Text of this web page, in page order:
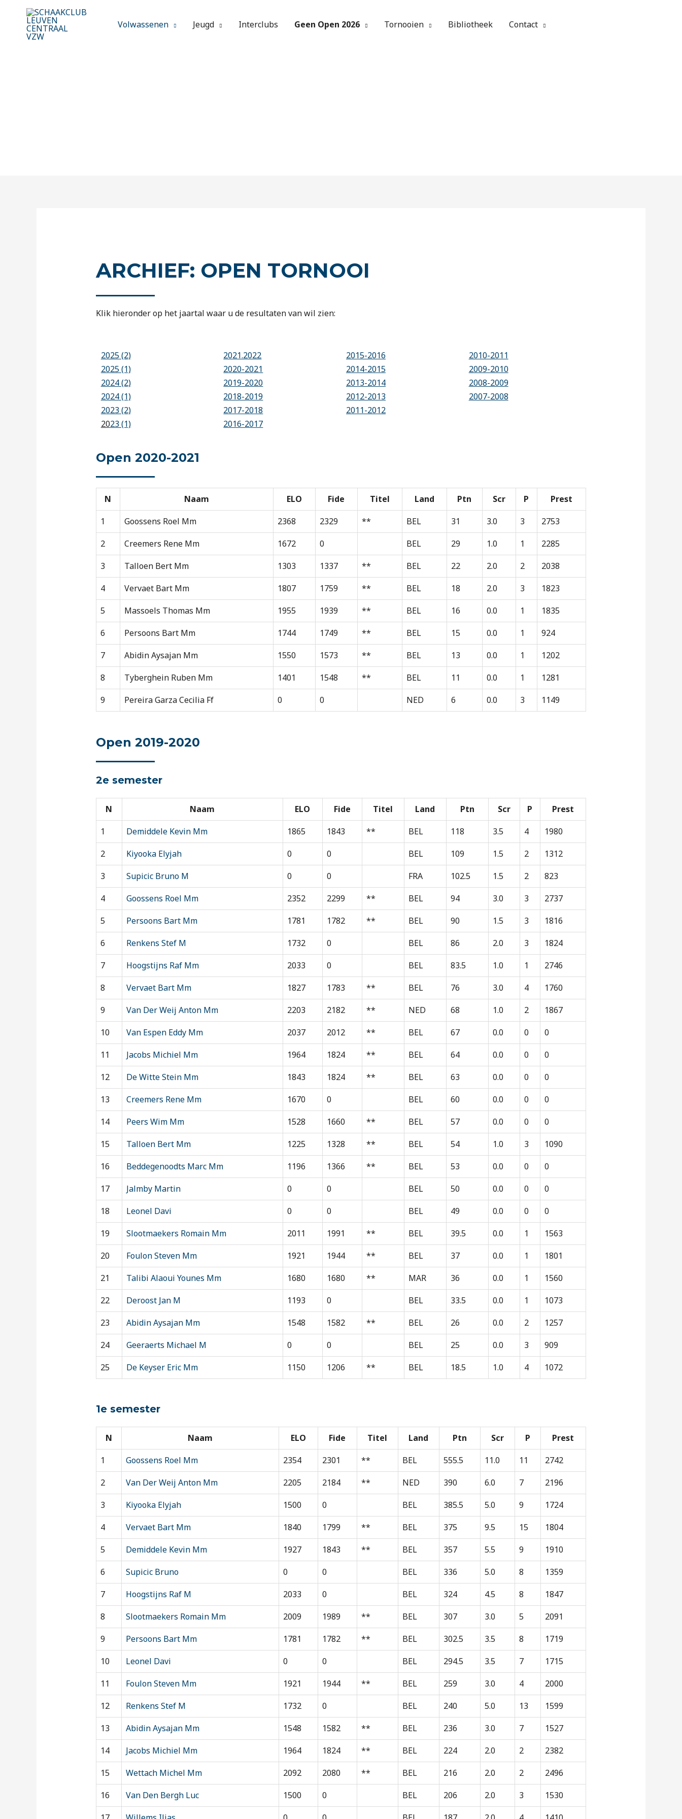
Volwassenen Jeugd Interclubs Geen Open 2026 Tornooien Bibliotheek Contact
ARCHIEF: OPEN TORNOOI
Klik hieronder op het jaartal waar u de resultaten van wil zien:
2025 (2)
2025 (1)
2024 (2)
2024 (1)
2023 (2)
2023 (1)
2021.2022
2020-2021
2019-2020
2018-2019
2017-2018
2016-2017
2015-2016
2014-2015
2013-2014
2012-2013
2011-2012
2010-2011
2009-2010
2008-2009
2007-2008
Open 2020-2021
N Naam ELO Fide Titel Land Ptn Scr P
Prest
1
Goossens Roel Mm 2368 2329 ** BEL 31 3.0 3
2753
2
Creemers Rene Mm 1672 0 BEL 29 1.0 1
2285
3
Talloen Bert Mm 1303 1337 ** BEL 22 2.0 2
2038
4
Vervaet Bart Mm 1807 1759 ** BEL 18 2.0 3
1823
5
Massoels Thomas Mm 1955 1939 ** BEL 16 0.0 1
1835
6
Persoons Bart Mm 1744 1749 ** BEL 15 0.0 1
924
7
Abidin Aysajan Mm 1550 1573 ** BEL 13 0.0 1
1202
8
Tyberghein Ruben Mm 1401 1548 ** BEL 11 0.0 1
1281
9
Pereira Garza Cecilia Ff 0 0 NED 6 0.0 3 1149
Open 2019-2020
2e semester
N Naam ELO Fide Titel Land Ptn Scr P
Prest
1
Demiddele Kevin Mm 1865 1843 ** BEL 118 3.5 4
1980
2
Kiyooka Elyjah 0 0 BEL 109 1.5 2
1312
3
Supicic Bruno M 0 0 FRA 102.5 1.5 2
823
4
Goossens Roel Mm 2352 2299 ** BEL 94 3.0 3
2737
5
Persoons Bart Mm 1781 1782 ** BEL 90 1.5 3
1816
6
Renkens Stef M 1732 0 BEL 86 2.0 3
1824
7
Hoogstijns Raf Mm 2033 0 BEL 83.5 1.0 1
2746
8
Vervaet Bart Mm 1827 1783 ** BEL 76 3.0 4
1760
9
Van Der Weij Anton Mm 2203 2182 ** NED 68 1.0 2
1867
10
Van Espen Eddy Mm 2037 2012 ** BEL 67 0.0 0
0
11
Jacobs Michiel Mm 1964 1824 ** BEL 64 0.0 0
0
12
De Witte Stein Mm 1843 1824 ** BEL 63 0.0 0
0
13
Creemers Rene Mm 1670 0 BEL 60 0.0 0
0
14
Peers Wim Mm 1528 1660 ** BEL 57 0.0 0
0
15
Talloen Bert Mm 1225 1328 ** BEL 54 1.0 3
1090
16
Beddegenoodts Marc Mm 1196 1366 ** BEL 53 0.0 0
0
17
Jalmby Martin 0 0 BEL 50 0.0 0
0
18
Leonel Davi 0 0 BEL 49 0.0 0
0
19
Slootmaekers Romain Mm 2011 1991 ** BEL 39.5 0.0 1
1563
20
Foulon Steven Mm 1921 1944 ** BEL 37 0.0 1
1801
21
Talibi Alaoui Younes Mm 1680 1680 ** MAR 36 0.0 1
1560
22
Deroost Jan M 1193 0 BEL 33.5 0.0 1
1073
23
Abidin Aysajan Mm 1548 1582 ** BEL 26 0.0 2
1257
24
Geeraerts Michael M 0 0 BEL 25 0.0 3
909
25
De Keyser Eric Mm 1150 1206 ** BEL 18.5 1.0 4 1072
1e semester
N Naam ELO Fide Titel Land Ptn Scr P
Prest
1
Goossens Roel Mm 2354 2301 ** BEL 555.5 11.0 11
2742
2
Van Der Weij Anton Mm 2205 2184 ** NED 390 6.0 7
2196
3
Kiyooka Elyjah 1500 0 BEL 385.5 5.0 9
1724
4
Vervaet Bart Mm 1840 1799 ** BEL 375 9.5 15
1804
5
Demiddele Kevin Mm 1927 1843 ** BEL 357 5.5 9
1910
6
Supicic Bruno 0 0 BEL 336 5.0 8
1359
7
Hoogstijns Raf M 2033 0 BEL 324 4.5 8
1847
8
Slootmaekers Romain Mm 2009 1989 ** BEL 307 3.0 5
2091
9
Persoons Bart Mm 1781 1782 ** BEL 302.5 3.5 8
1719
10
Leonel Davi 0 0 BEL 294.5 3.5 7
1715
11
Foulon Steven Mm 1921 1944 ** BEL 259 3.0 4
2000
12
Renkens Stef M 1732 0 BEL 240 5.0 13
1599
13
Abidin Aysajan Mm 1548 1582 ** BEL 236 3.0 7
1527
14
Jacobs Michiel Mm 1964 1824 ** BEL 224 2.0 2
2382
15
Wettach Michel Mm 2092 2080 ** BEL 216 2.0 2
2496
16
Van Den Bergh Luc 1500 0 BEL 206 2.0 3
1530